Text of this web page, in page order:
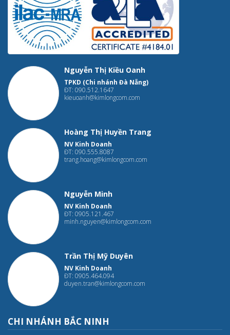
Nguyễn Thị Kiều Oanh
TPKD (Chi nhánh Đà Nẵng)
ĐT: 090.512.1647
kieuoanh@kimlongcom.com
Hoàng Thị Huyền Trang
NV Kinh Doanh
ĐT: 090.555.8087
trang.hoang@kimlongcom.com
Nguyễn Minh
NV Kinh Doanh
ĐT: 0905.121.467
minh.nguyen@kimlongcom.com
Trần Thị Mỹ Duyên
NV Kinh Doanh
ĐT: 0905.464.094
duyen.tran@kimlongcom.com
CHI NHÁNH BẮC NINH